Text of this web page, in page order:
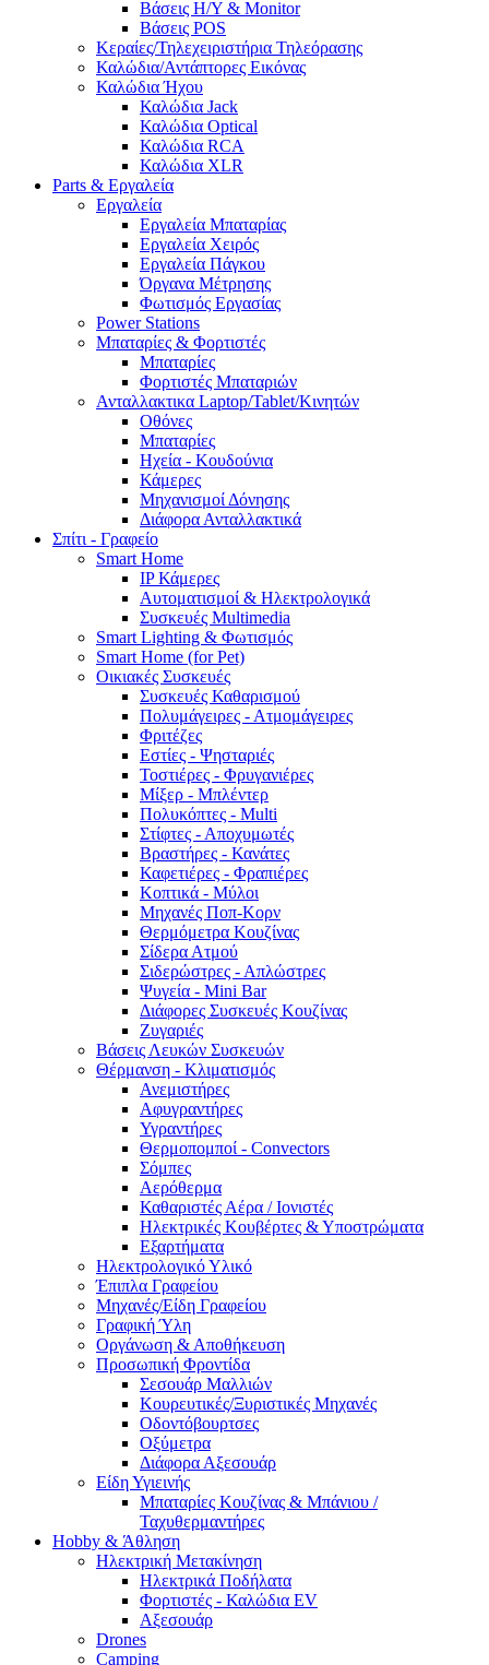
Βάσεις Η/Υ & Monitor
Βάσεις POS
Κεραίες/Τηλεχειριστήρια Τηλεόρασης
Καλώδια/Αντάπτορες Εικόνας
Καλώδια Ήχου
Καλώδια Jack
Καλώδια Optical
Καλώδια RCA
Καλώδια XLR
Parts & Εργαλεία
Εργαλεία
Εργαλεία Μπαταρίας
Εργαλεία Χειρός
Εργαλεία Πάγκου
Όργανα Μέτρησης
Φωτισμός Εργασίας
Power Stations
Μπαταρίες & Φορτιστές
Μπαταρίες
Φορτιστές Μπαταριών
Ανταλλακτικα Laptop/Tablet/Κινητών
Οθόνες
Μπαταρίες
Ηχεία - Κουδούνια
Κάμερες
Μηχανισμοί Δόνησης
Διάφορα Ανταλλακτικά
Σπίτι - Γραφείο
Smart Home
IP Κάμερες
Αυτοματισμοί & Ηλεκτρολογικά
Συσκευές Multimedia
Smart Lighting & Φωτισμός
Smart Home (for Pet)
Οικιακές Συσκευές
Συσκευές Καθαρισμού
Πολυμάγειρες - Ατμομάγειρες
Φριτέζες
Εστίες - Ψησταριές
Τοστιέρες - Φρυγανιέρες
Μίξερ - Μπλέντερ
Πολυκόπτες - Multi
Στίφτες - Αποχυμωτές
Βραστήρες - Κανάτες
Καφετιέρες - Φραπιέρες
Κοπτικά - Μύλοι
Μηχανές Ποπ-Κορν
Θερμόμετρα Κουζίνας
Σίδερα Ατμού
Σιδερώστρες - Απλώστρες
Ψυγεία - Mini Bar
Διάφορες Συσκευές Κουζίνας
Ζυγαριές
Βάσεις Λευκών Συσκευών
Θέρμανση - Κλιματισμός
Ανεμιστήρες
Αφυγραντήρες
Υγραντήρες
Θερμοπομποί - Convectors
Σόμπες
Αερόθερμα
Καθαριστές Αέρα / Ιονιστές
Ηλεκτρικές Κουβέρτες & Υποστρώματα
Εξαρτήματα
Ηλεκτρολογικό Υλικό
Έπιπλα Γραφείου
Μηχανές/Είδη Γραφείου
Γραφική Ύλη
Οργάνωση & Αποθήκευση
Προσωπική Φροντίδα
Σεσουάρ Μαλλιών
Κουρευτικές/Ξυριστικές Μηχανές
Οδοντόβουρτσες
Οξύμετρα
Διάφορα Αξεσουάρ
Είδη Υγιεινής
Μπαταρίες Κουζίνας & Μπάνιου /
Ταχυθερμαντήρες
Ηobby & Άθληση
Ηλεκτρική Μετακίνηση
Ηλεκτρικά Ποδήλατα
Φορτιστές - Καλώδια EV
Αξεσουάρ
Drones
Camping